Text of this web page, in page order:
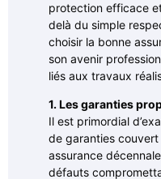
protection efficace
delà du simple
choisir la bonne
son avenir
liés aux travaux
1. Les garanties
Il est primordial
de garanties
assurance
défauts